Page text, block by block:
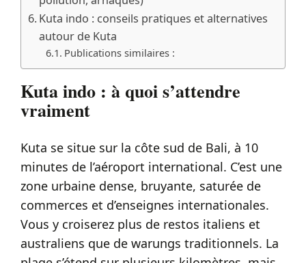
Kuta indo : conseils pratiques et alternatives
autour de Kuta
Publications similaires :
Kuta indo : à quoi s’attendre
vraiment
Kuta se situe sur la côte sud de Bali, à 10
minutes de l’aéroport international. C’est une
zone urbaine dense, bruyante, saturée de
commerces et d’enseignes internationales.
Vous y croiserez plus de restos italiens et
australiens que de warungs traditionnels. La